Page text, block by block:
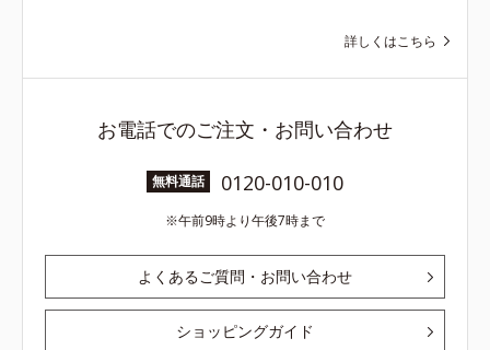
詳しくはこちら
お電話でのご注文・お問い合わせ
無料通話 0120-010-010
午前9時より午後7時まで
よくあるご質問・お問い合わせ
ショッピングガイド